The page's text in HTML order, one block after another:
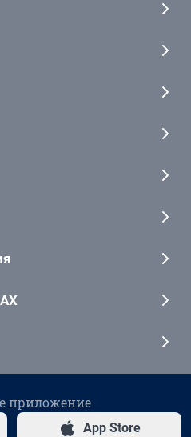
приложение
App Store